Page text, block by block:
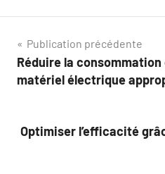
Navigation
de
Publication précédente
Réduire la consommation
matériel électrique
Optimiser l’efficacité